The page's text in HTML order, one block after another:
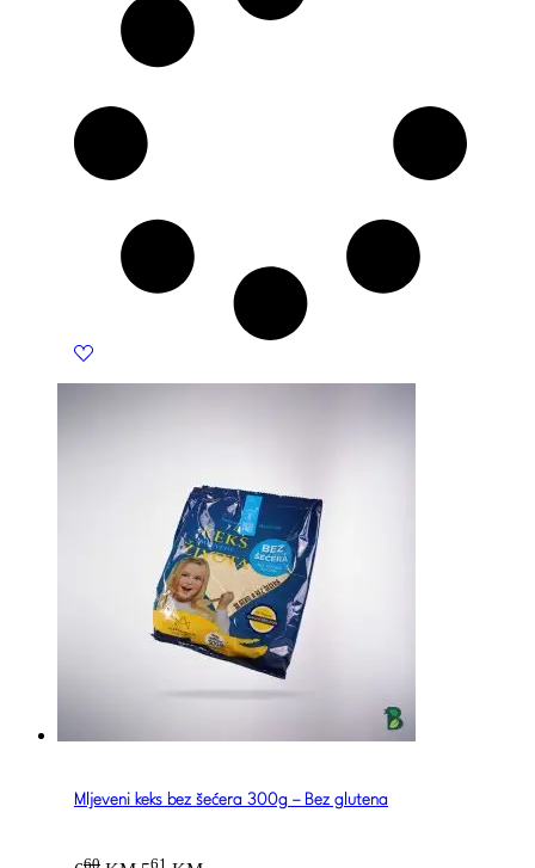
Mljeveni keks bez šećera 300g – Bez glutena
60
Original
61
Current